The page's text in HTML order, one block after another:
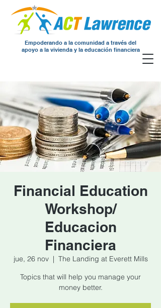
Empoderando a la comunidad a través del
apoyo a la vivienda y la educación financiera
Financial Education
Workshop/
Educacion
Financiera
jue, 26 nov
  |
The Landing at Everett Mills
Topics that will help you manage your
money better.